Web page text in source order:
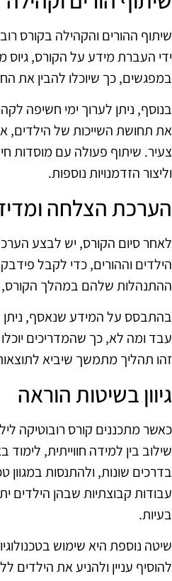
שיתוף ההורים והקהילה בקורס
ידי העברת מידע על הקורס, גיוס
במפגשים, כך שיוכלו להבין את
בנוסף, ניתן לערוך ימי חשיפה
את תחושת השייכות של הילדים,
צעיר. שיתוף פעולה עם מוסדות
וליצור הזדמנויות נוספות.
הערכת הצלחה
לאחר סיום הקורס, יש לבצע
הילדים וההורים, כדי לקבל
ההתנהלות שלהם במהלך הקורס,
בהתבסס על המידע שנאסף, ניתן
עבד ומה לא, כך שהמדריכים
זהו תהליך מתמשך שיביא
גיוון בשיטות הוראה
כאשר מתכננים קורס רובוטיקה
שילוב בין למידה חווייתית,
בדרכים שונות, ולהתנסות
עבודות קבוצתיות שבהן הילדים
בעיות.
שיטה נוספת היא שימוש
להוסיף עניין ולהניע את הילדים